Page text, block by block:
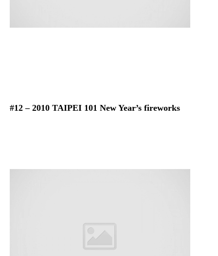
#12 – 2010 TAIPEI 101 New Year’s fireworks